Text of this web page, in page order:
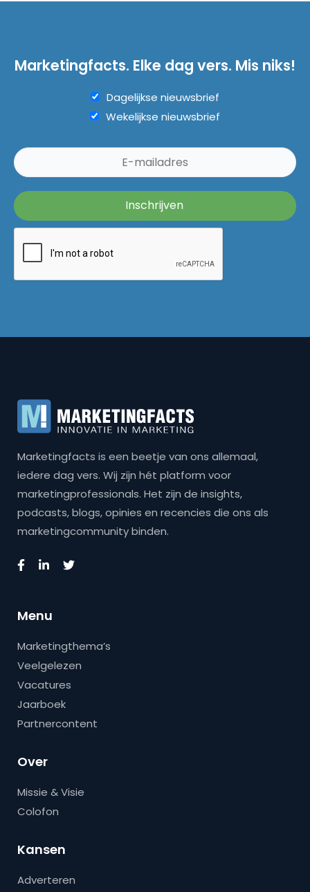
Marketingfacts. Elke dag vers. Mis niks!
Dagelijkse nieuwsbrief
Wekelijkse nieuwsbrief
Marketingfacts is een beetje van ons allemaal,
iedere dag vers. Wij zijn hét platform voor
marketingprofessionals. Het zijn de insights,
podcasts, blogs, opinies en recencies die ons als
marketingcommunity binden.
Menu
Marketingthema’s
Veelgelezen
Vacatures
Jaarboek
Partnercontent
Over
Missie & Visie
Colofon
Kansen
Adverteren